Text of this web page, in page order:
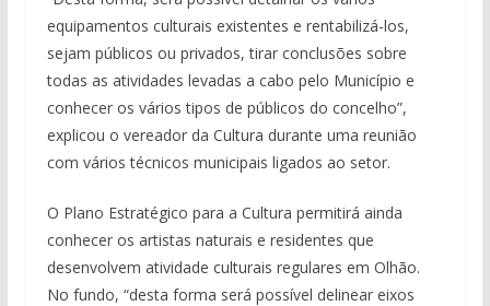
equipamentos culturais existentes e rentabilizá-los,
sejam públicos ou privados, tirar conclusões sobre
todas as atividades levadas a cabo pelo Município e
conhecer os vários tipos de públicos do concelho”,
explicou o vereador da Cultura durante uma reunião
com vários técnicos municipais ligados ao setor.
O Plano Estratégico para a Cultura permitirá ainda
conhecer os artistas naturais e residentes que
desenvolvem atividade culturais regulares em Olhão.
No fundo, “desta forma será possível delinear eixos